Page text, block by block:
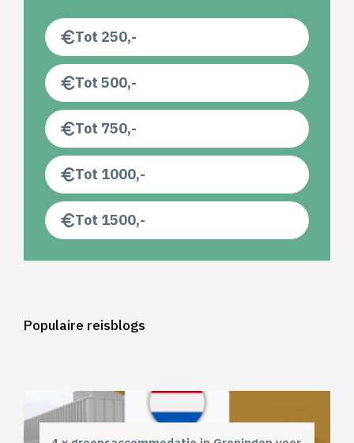
Tot 250,-
Tot 500,-
Tot 750,-
Tot 1000,-
Tot 1500,-
Populaire reisblogs